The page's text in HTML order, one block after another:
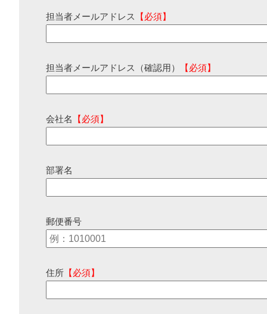
担当者メールアドレス 【必須】
担当者メールアドレス（確認用） 【必須】
会社名 【必須】
部署名
郵便番号
住所 【必須】